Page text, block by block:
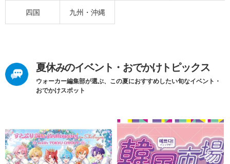
四国 九州・沖縄
夏休みのイベント・おでかけトピックス
ウォーカー編集部が選ぶ、この夏におすすめしたい旬なイベント・
おでかけスポット